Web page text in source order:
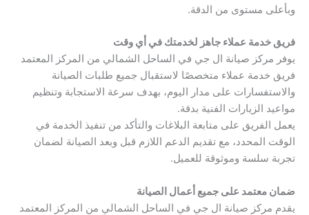
وبأعلى مستوى من الدقة.
فريق خدمة عملاء جاهز لخدمتك في أي وقت
يوفر مركز صيانة ال جي في الساحل الشمالي من المركز المعتمد
فريق خدمة عملاء متخصصًا لاستقبال جميع طلبات الصيانة
والاستفسارات على مدار اليوم، بهدف سرعة الاستجابة وتنظيم
مواعيد الزيارات الفنية بدقة.
يعمل الفريق على متابعة البلاغات والتأكد من تنفيذ الخدمة في
الوقت المحدد، مع تقديم الدعم اللازم قبل وبعد الصيانة لضمان
تجربة سلسة وموثوقة للعميل.
ضمان معتمد على جميع أعمال الصيانة
يقدم مركز صيانة ال جي في الساحل الشمالي من المركز المعتمد